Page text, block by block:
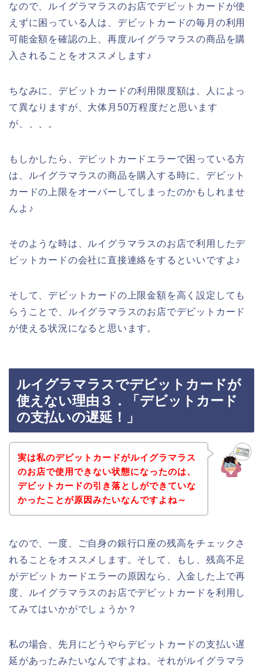
なので、ルイグラマラスのお店でデビットカードが使
えずに困っている人は、デビットカードの毎月の利用
可能金額を確認の上、再度ルイグラマラスの商品を購
入されることをオススメします♪
ちなみに、デビットカードの利用限度額は、人によっ
て異なりますが、大体月50万程度だと思います
が、、、。
もしかしたら、デビットカードエラーで困っている方
は、ルイグラマラスの商品を購入する時に、デビット
カードの上限をオーバーしてしまったのかもしれませ
んよ♪
そのような時は、ルイグラマラスのお店で利用したデ
ビットカードの会社に直接連絡をするといいですよ♪
そして、デビットカードの上限金額を高く設定しても
らうことで、ルイグラマラスのお店でデビットカード
が使える状況になると思います。
ルイグラマラスでデビットカードが
使えない理由３．「デビットカード
の支払いの遅延！」
実は私のデビットカードがルイグラマラス
のお店で使用できない状態になったのは、
デビットカードの引き落としができていな
かったことが原因みたいなんですよね～
なので、一度、ご自身の銀行口座の残高をチェックさ
れることをオススメします。そして、もし、残高不足
がデビットカードエラーの原因なら、入金した上で再
度、ルイグラマラスのお店でデビットカードを利用し
てみてはいかがでしょうか？
私の場合、先月にどうやらデビットカードの支払い遅
延があったみたいなんですよね。それがルイグラマラ